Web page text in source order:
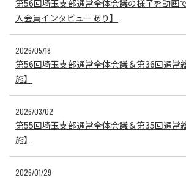
第56回埼玉支部通常全体会議の様子を動画
入会員インタビューあり】
2026/05/18
第56回埼玉支部通常全体会議＆第36回通常
施】
2026/03/02
第55回埼玉支部通常全体会議＆第35回通常
施】
2026/01/29